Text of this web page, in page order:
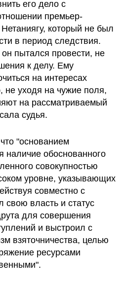
его дело с
премьер-
который не был
в период следствия.
пытался провести, не
к делу. Ему
на интересах
не уходя на чужие поля,
на рассматриваемый
судья.
"основанием
наличие обоснованного
совокупностью
уровне, указывающих
совместно с
свою власть и статус
для совершения
и выстроил с
взяточничества, целью
ресурсами